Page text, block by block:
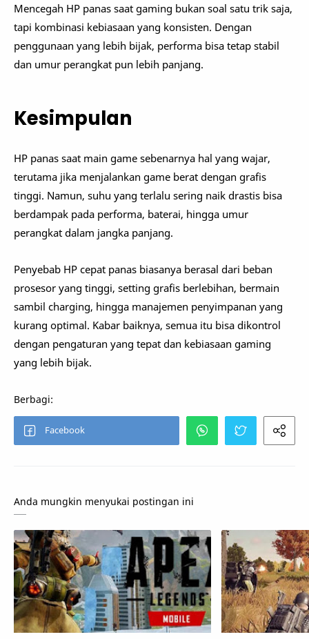
Mencegah HP panas saat gaming bukan soal satu trik saja,
tapi kombinasi kebiasaan yang konsisten. Dengan
penggunaan yang lebih bijak, performa bisa tetap stabil
dan umur perangkat pun lebih panjang.
Kesimpulan
HP panas saat main game sebenarnya hal yang wajar,
terutama jika menjalankan game berat dengan grafis
tinggi. Namun, suhu yang terlalu sering naik drastis bisa
berdampak pada performa, baterai, hingga umur
perangkat dalam jangka panjang.
Penyebab HP cepat panas biasanya berasal dari beban
prosesor yang tinggi, setting grafis berlebihan, bermain
sambil charging, hingga manajemen penyimpanan yang
kurang optimal. Kabar baiknya, semua itu bisa dikontrol
dengan pengaturan yang tepat dan kebiasaan gaming
yang lebih bijak.
Anda mungkin menyukai postingan ini